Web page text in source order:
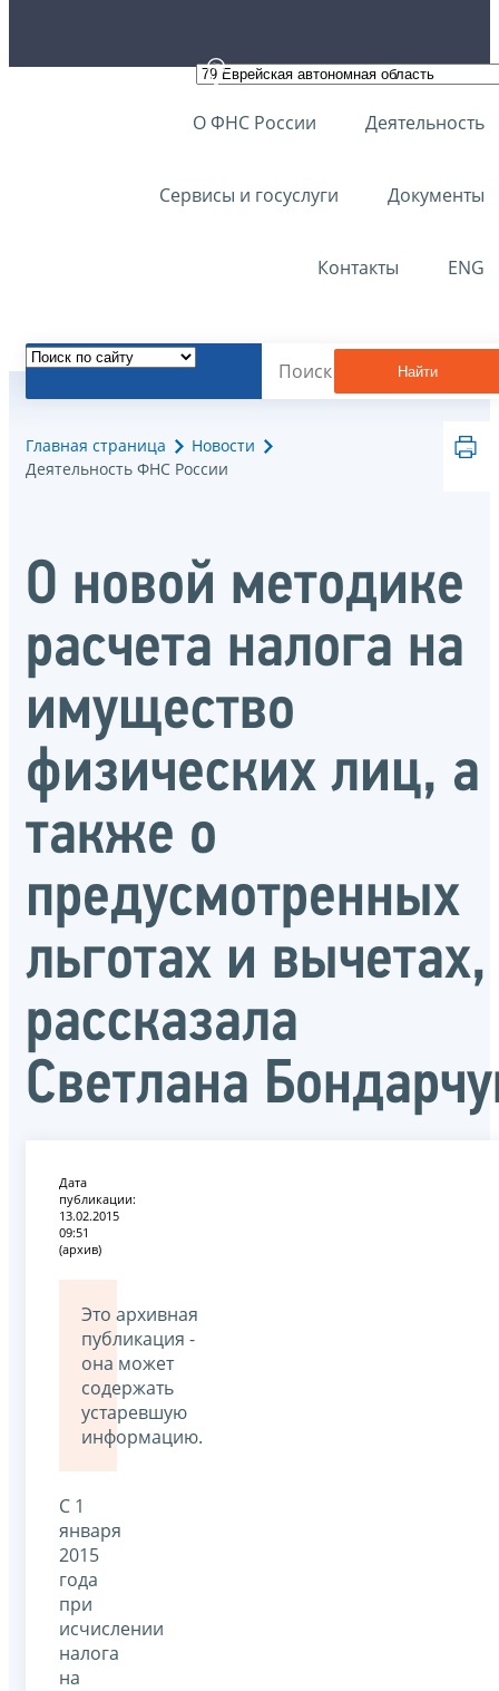
О ФНС России Деятельность
Сервисы и госуслуги Документы
Контакты ENG
Найти
Главная страница
Новости
Деятельность ФНС России
О новой методике
расчета налога на
имущество
физических лиц, а
также о
предусмотренных
льготах и вычетах,
рассказала
Светлана
Дата
публикации:
13.02.2015
09:51
(архив)
Это архивная
публикация -
она может
содержать
устаревшую
информацию.
С 1
января
2015
года
при
исчислении
налога
на